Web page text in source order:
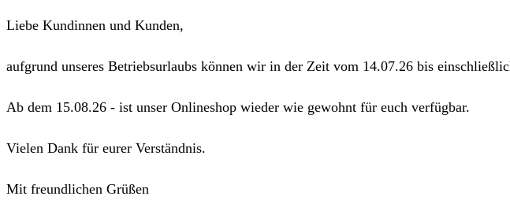
Liebe Kundinnen und Kunden,
aufgrund unseres Betriebsurlaubs können wir in der Zeit vom 14.07.26 bis
Ab dem 15.08.26 - ist unser Onlineshop wieder wie gewohnt für euch verfügbar.
Vielen Dank für eurer Verständnis.
Mit freundlichen Grüßen